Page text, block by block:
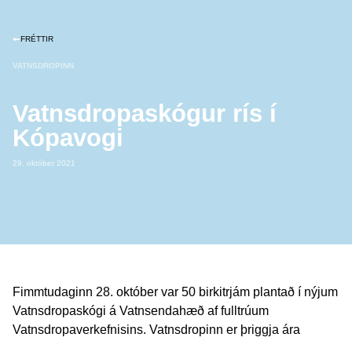
FRÉTTIR
VATNSDROPINN
Vatnsdropaskógur rís í
Kópavogi
29. október 2021
Fimmtudaginn 28. október var 50 birkitrjám plantað í nýjum
Vatnsdropaskógi á Vatnsendahæð af fulltrúum
Vatnsdropaverkefnisins. Vatnsdropinn er þriggja ára